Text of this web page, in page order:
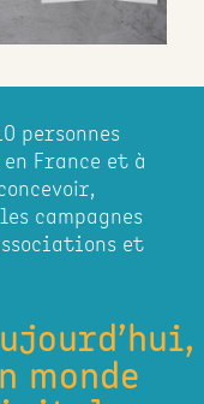
personnes
France et à
campagnes
et
monde